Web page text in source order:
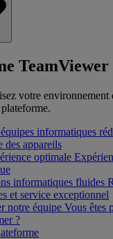
TeamViewer
votre
informatiques
des appareils
optimale
informatiques fluides
et service exceptionnel
notre équipe Vous êtes
?